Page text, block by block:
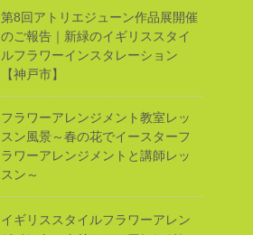
第8回アトリエジューン作品展開催
のご報告｜新緑のイギリススタイ
ルフラワーインスタレーション
【神戸市】
フラワーアレンジメント教室レッ
スン風景～春の花でイースターフ
ラワーアレンジメントと講師レッ
スン～
イギリススタイルフラワーアレン